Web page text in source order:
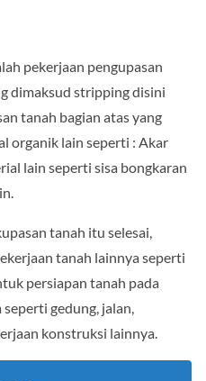
pekerjaan pengupasan
dimaksud stripping disini
tanah bagian atas yang
organik lain seperti : Akar
lain seperti sisa bongkaran
tanah itu selesai,
tanah lainnya seperti
persiapan tanah pada
gedung, jalan,
konstruksi lainnya.